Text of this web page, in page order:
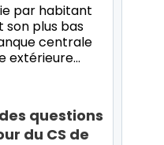
par habitant
son plus bas
centrale
extérieure…
questions
du CS de